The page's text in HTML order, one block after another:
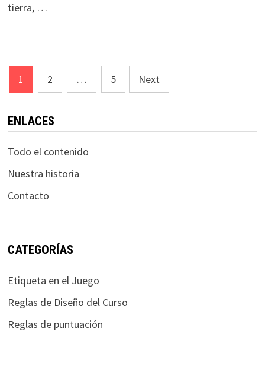
tierra, …
Posts
pagination
1 2 … 5 Next
ENLACES
Todo el contenido
Nuestra historia
Contacto
CATEGORÍAS
Etiqueta en el Juego
Reglas de Diseño del Curso
Reglas de puntuación